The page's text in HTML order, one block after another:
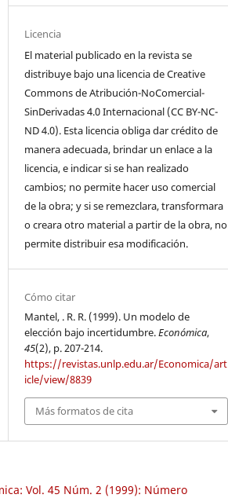
Licencia
El material publicado en la revista se
distribuye bajo una licencia de Creative
Commons de Atribución-NoComercial-
SinDerivadas 4.0 Internacional (CC BY-NC-
ND 4.0). Esta licencia obliga dar crédito de
manera adecuada, brindar un enlace a la
licencia, e indicar si se han realizado
cambios; no permite hacer uso comercial
de la obra; y si se remezclara, transformara
o creara otro material a partir de la obra, no
permite distribuir esa modificación.
Cómo citar
Mantel, . R. R. (1999). Un modelo de
elección bajo incertidumbre.Económica,
45(2), p. 207-214.
https://revistas.unlp.edu.ar/Economica/art
icle/view/8839
Más formatos de cita
Vol. 45 Núm. 2 (1999): Número